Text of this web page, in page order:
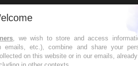
les semaines les meilleures
, we wish to store and access
emails, etc.), combine and share your
on this website or in our emails,